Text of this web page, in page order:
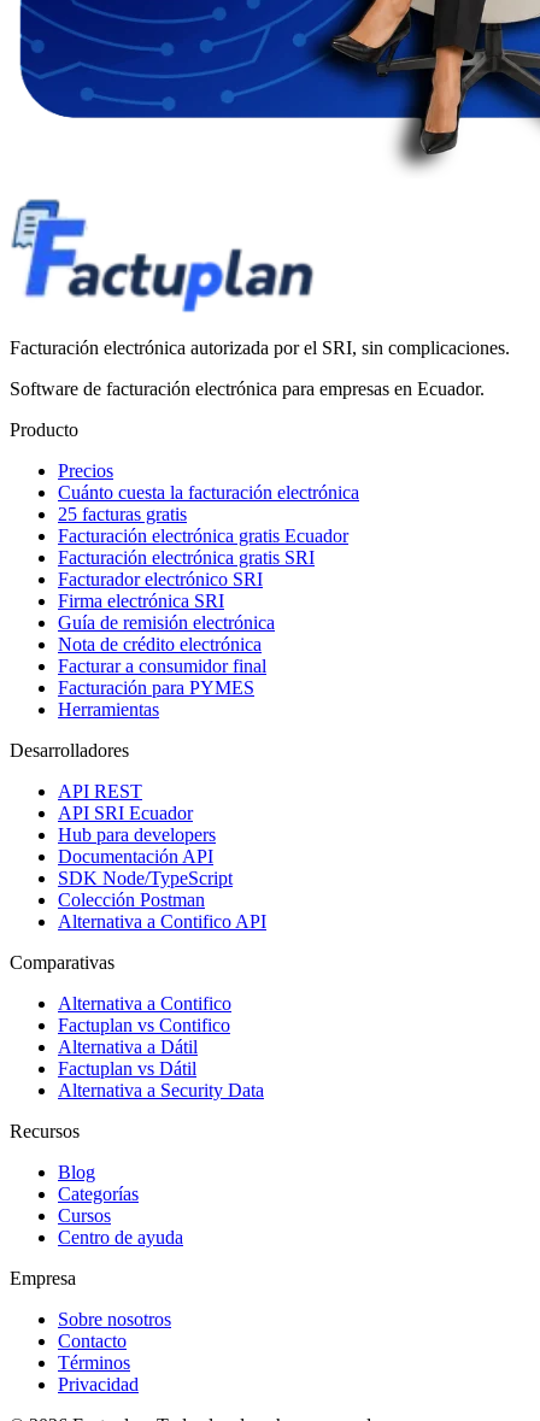
Facturación electrónica autorizada por el SRI, sin complicaciones.
Software de facturación electrónica para empresas en Ecuador.
Producto
Precios
Cuánto cuesta la facturación electrónica
25 facturas gratis
Facturación electrónica gratis Ecuador
Facturación electrónica gratis SRI
Facturador electrónico SRI
Firma electrónica SRI
Guía de remisión electrónica
Nota de crédito electrónica
Facturar a consumidor final
Facturación para PYMES
Herramientas
Desarrolladores
API REST
API SRI Ecuador
Hub para developers
Documentación API
SDK Node/TypeScript
Colección Postman
Alternativa a Contifico API
Comparativas
Alternativa a Contifico
Factuplan vs Contifico
Alternativa a Dátil
Factuplan vs Dátil
Alternativa a Security Data
Recursos
Blog
Categorías
Cursos
Centro de ayuda
Empresa
Sobre nosotros
Contacto
Términos
Privacidad